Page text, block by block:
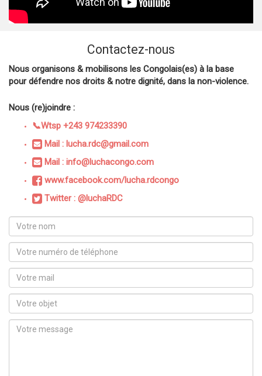
Contactez-nous
Nous organisons & mobilisons les Congolais(es) à la base
pour défendre nos droits & notre dignité, dans la non-violence.
Nous (re)joindre :
📞Wtsp +243 974233390
Mail : lucha.rdc@gmail.com
Mail : info@luchacongo.com
www.facebook.com/lucha.rdcongo
Twitter : @luchaRDC